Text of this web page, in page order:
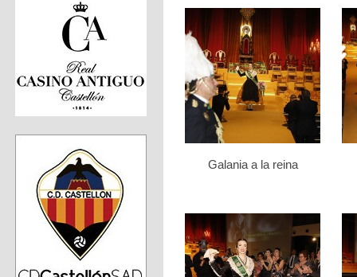
Galania a la reina